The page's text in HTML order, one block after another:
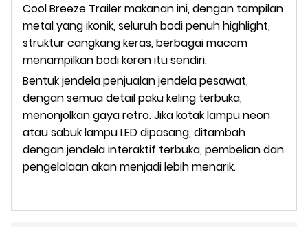
Cool Breeze Trailer makanan ini, dengan tampilan
metal yang ikonik, seluruh bodi penuh highlight,
struktur cangkang keras, berbagai macam
menampilkan bodi keren itu sendiri.
Bentuk jendela penjualan jendela pesawat,
dengan semua detail paku keling terbuka,
menonjolkan gaya retro. Jika kotak lampu neon
atau sabuk lampu LED dipasang, ditambah
dengan jendela interaktif terbuka, pembelian dan
pengelolaan akan menjadi lebih menarik.